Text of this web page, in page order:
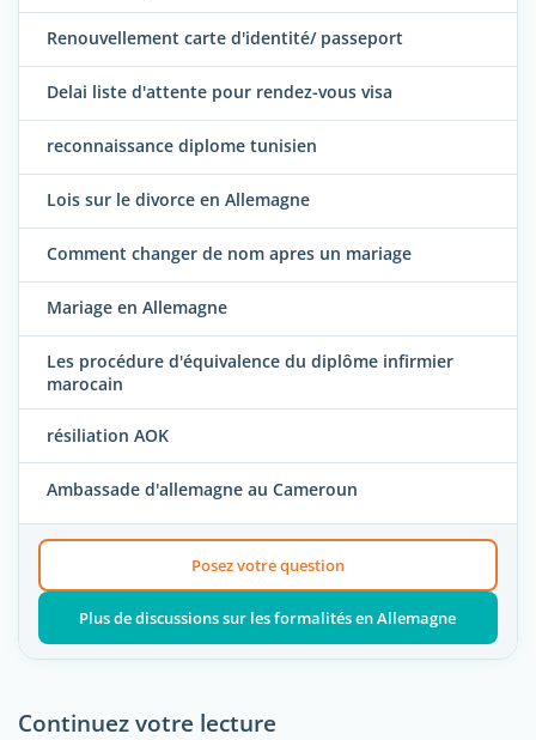
Renouvellement carte d'identité/ passeport
Delai liste d'attente pour rendez-vous visa
reconnaissance diplome tunisien
Lois sur le divorce en Allemagne
Comment changer de nom apres un mariage
Mariage en Allemagne
Les procédure d'équivalence du diplôme infirmier
marocain
résiliation AOK
Ambassade d'allemagne au Cameroun
Posez votre question
Plus de discussions sur les formalités en Allemagne
Continuez votre lecture